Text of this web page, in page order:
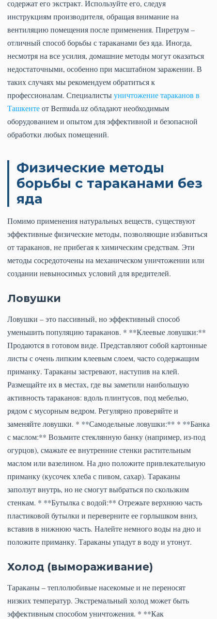
содержат его экстракт. Используйте его, следуя
инструкциям производителя, обращая внимание на
вентиляцию помещения после применения. Пиретрум –
отличный способ борьбы с тараканами без яда. Иногда,
несмотря на все усилия, домашние методы могут оказаться
недостаточными, особенно при масштабном заражении. В
таких случаях мы рекомендуем обратиться к
профессионалам. Специалистыуничтожение тараканов в
Ташкентеот Bermuda.uz обладают необходимым
оборудованием и опытом для эффективной и безопасной
обработки любых помещений.
Физические методы
борьбы с тараканами без
яда
Помимо применения натуральных веществ, существуют
эффективные физические методы, позволяющие избавиться
от тараканов, не прибегая к химическим средствам. Эти
методы сосредоточены на механическом уничтожении или
создании невыносимых условий для вредителей.
Ловушки
Ловушки – это пассивный, но эффективный способ
уменьшить популяцию тараканов. * **Клеевые ловушки:**
Продаются в готовом виде. Представляют собой картонные
листы с очень липким клеевым слоем, часто содержащим
приманку. Тараканы застревают, наступив на клей.
Размещайте их в местах, где вы заметили наибольшую
активность тараканов: вдоль плинтусов, под мебелью,
рядом с мусорным ведром. Регулярно проверяйте и
заменяйте ловушки. * **Самодельные ловушки:** * **Банка
с маслом:** Возьмите стеклянную банку (например, из-под
огурцов), смажьте ее внутренние стенки растительным
маслом или вазелином. На дно положите привлекательную
приманку (кусочек хлеба с пивом, сахар). Тараканы
заползут внутрь, но не смогут выбраться по скользким
стенкам. * **Бутылка с водой:** Отрежьте верхнюю часть
пластиковой бутылки и переверните ее горлышком вниз,
вставив в нижнюю часть. Налейте немного воды на дно и
положите приманку. Тараканы упадут в воду и утонут.
Холод (вымораживание)
Тараканы – теплолюбивые насекомые и не переносят
низких температур. Экстремальный холод может быть
эффективным способом уничтожения. * **Как